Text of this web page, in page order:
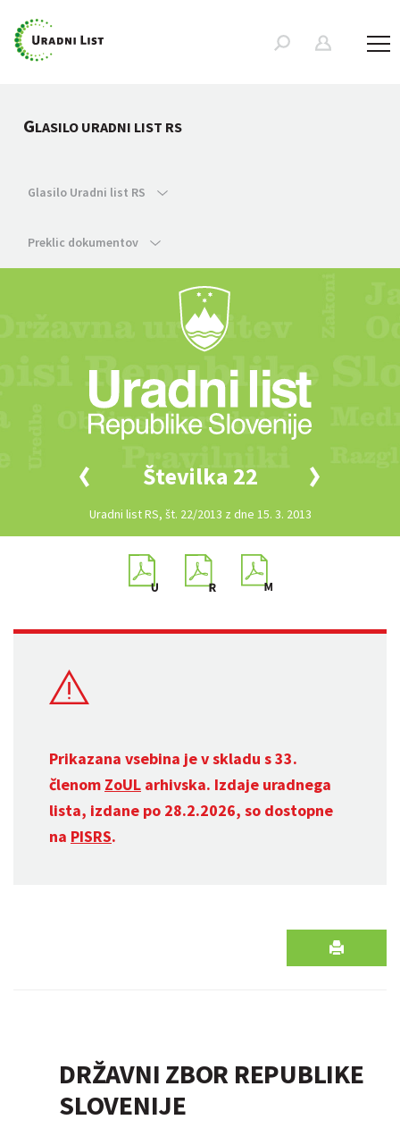
GLASILO URADNI LIST RS
Glasilo Uradni list RS
Preklic dokumentov
Številka 22
Uradni list RS, št. 22/2013 z dne 15. 3. 2013
Prikazana vsebina je v skladu s 33.
členom ZoUL arhivska. Izdaje uradnega
lista, izdane po 28.2.2026, so dostopne
na PISRS.
DRŽAVNI ZBOR REPUBLIKE
SLOVENIJE